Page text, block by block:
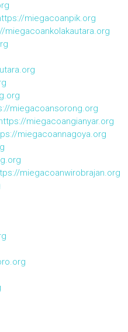
miegacoanpik.org
miegacoankolakautara.org
miegacoansorong.org
miegacoangianyar.org
miegacoannagoya.org
miegacoanwirobrajan.org